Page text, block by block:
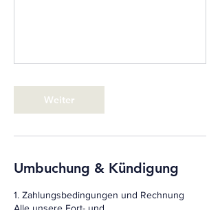
Weiter
Umbuchung & Kündigung
1. Zahlungsbedingungen und Rechnung